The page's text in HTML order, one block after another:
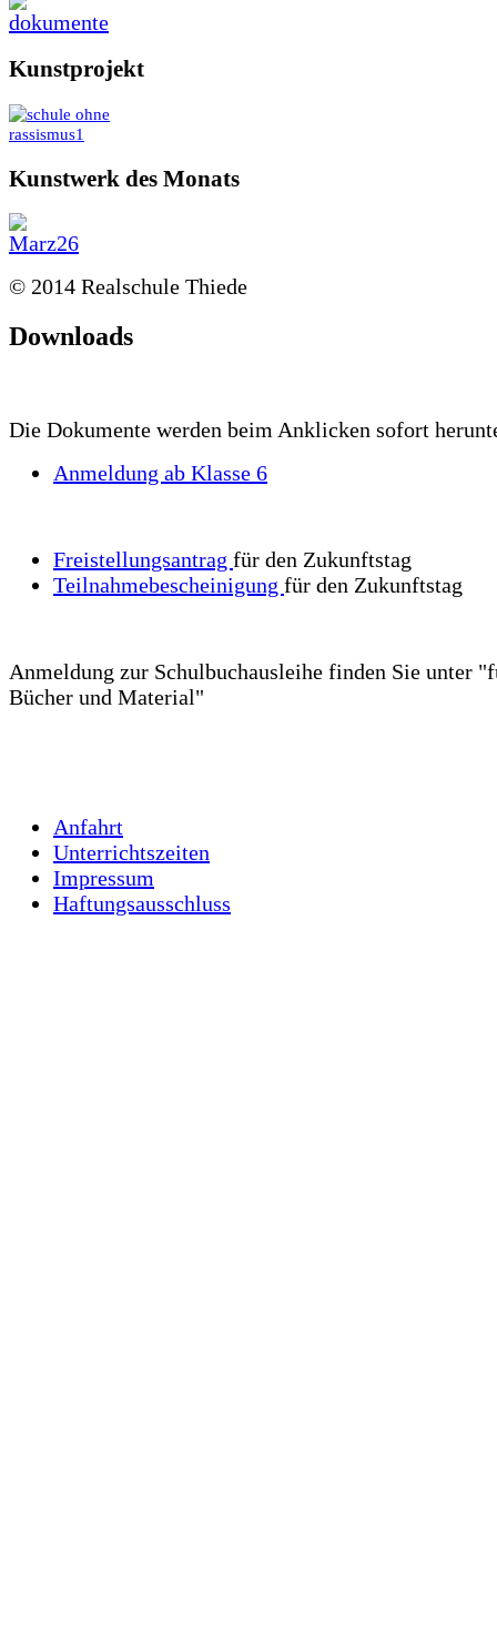
Kunstprojekt
Kunstwerk des Monats
© 2014 Realschule Thiede
Downloads
Die Dokumente werden beim Anklicken sofort
Anmeldung ab Klasse 6
Freistellungsantrag für den Zukunftstag
Teilnahmebescheinigung für den Zukunftstag
Anmeldung zur Schulbuchausleihe finden Sie unter
Bücher und Material"
Anfahrt
Unterrichtszeiten
Impressum
Haftungsausschluss